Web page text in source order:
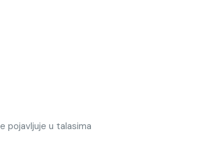
pojavljuje u talasima